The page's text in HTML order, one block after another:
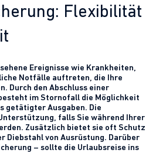
Flexibilität
Ereignisse wie Krankheiten,
Notfälle auftreten, die Ihre
Durch den Abschluss einer
im Stornofall die Möglichkeit
getätigter Ausgaben. Die
falls Sie während Ihrer
Zusätzlich bietet sie oft Schutz
Diebstahl von Ausrüstung. Darüber
– sollte die Urlaubsreise ins